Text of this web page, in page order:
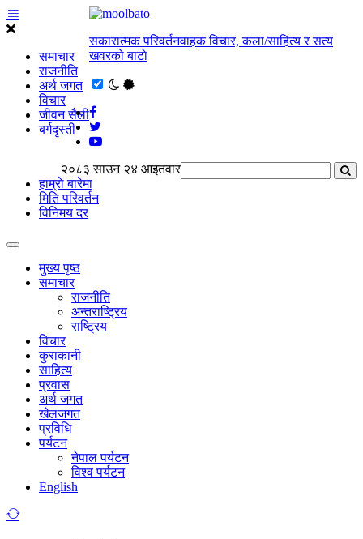
समाचार
राजनीति
अर्थ जगत
विचार
जीवन सैली
बर्गदृस्ती
सकारात्मक परिवर्तनवाहक विचार, कला/साहित्य र सत्य
खवरको बाटाे
२०८३ साउन २४ आइतवार
हाम्राे बारेमा
मिति परिवर्तन
विनिमय दर
मुख्य पृष्ठ
समाचार
राजनीति
अन्तराष्ट्रिय
राष्ट्रिय
विचार
कुराकानी
साहित्य
प्रवास
अर्थ जगत
खेलजगत
प्रविधि
पर्यटन
नेपाल पर्यटन
विश्व पर्यटन
English